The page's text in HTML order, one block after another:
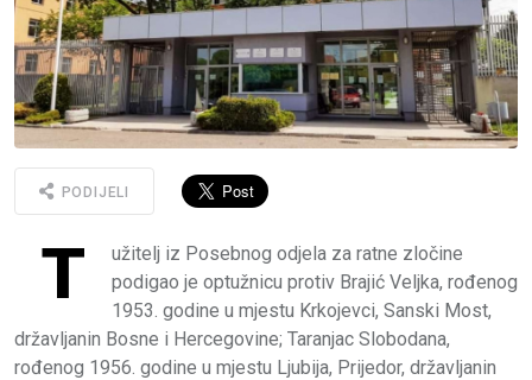
PODIJELI
T
užitelj iz Posebnog odjela za ratne zločine
podigao je optužnicu protiv Brajić Veljka, rođenog
1953. godine u mjestu Krkojevci, Sanski Most,
državljanin Bosne i Hercegovine; Taranjac Slobodana,
rođenog 1956. godine u mjestu Ljubija, Prijedor, državljanin